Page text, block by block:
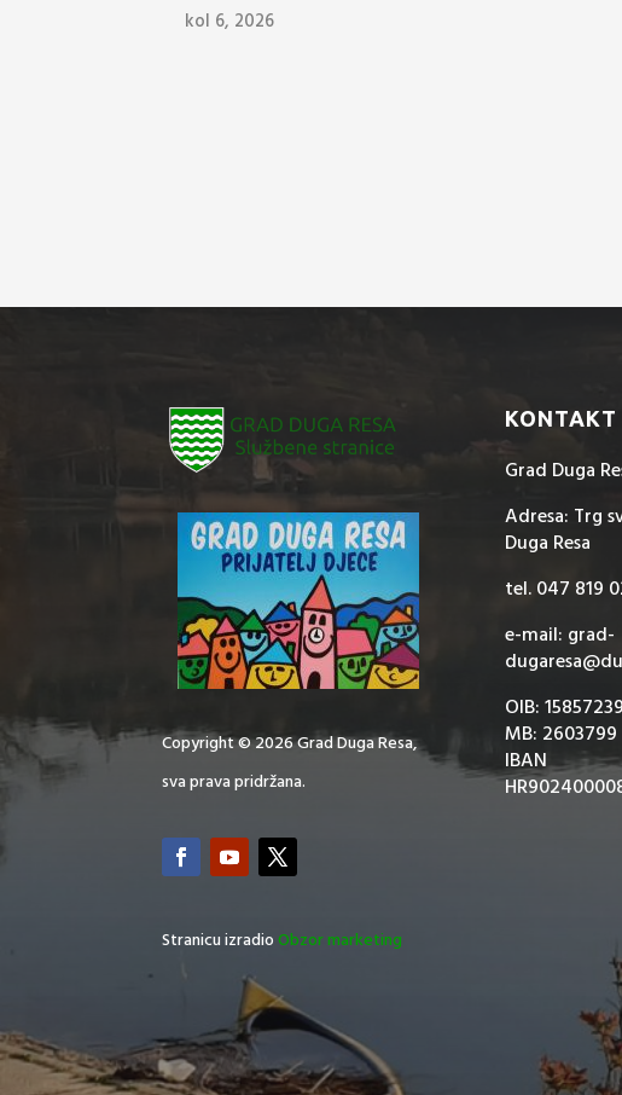
kol 6, 2026
Copyright © 2026 Grad Duga Resa,
sva prava pridržana.
Stranicu izradioObzor marketing
KONTAKT
Grad Duga
Adresa: Trg
Duga Resa
tel. 047 819
e-mail: grad-
OIB:
MB: 2603799
IBAN